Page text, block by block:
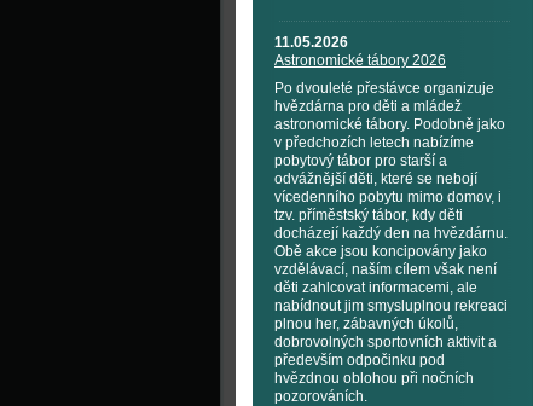
11.05.2026
Astronomické tábory 2026
Po dvouleté přestávce organizuje
hvězdárna pro děti a mládež
astronomické tábory. Podobně jako
v předchozích letech nabízíme
pobytový tábor pro starší a
odvážnější děti, které se nebojí
vícedenního pobytu mimo domov, i
tzv. příměstský tábor, kdy děti
docházejí každý den na hvězdárnu.
Obě akce jsou koncipovány jako
vzdělávací, naším cílem však není
děti zahlcovat informacemi, ale
nabídnout jim smysluplnou rekreaci
plnou her, zábavných úkolů,
dobrovolných sportovních aktivit a
především odpočinku pod
hvězdnou oblohou při nočních
pozorováních.